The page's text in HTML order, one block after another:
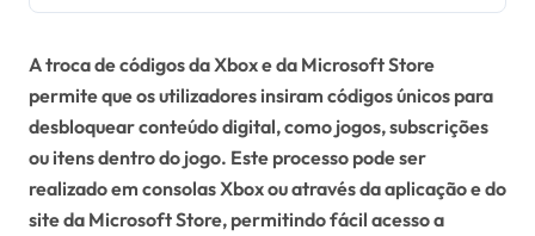
A troca de códigos da Xbox e da Microsoft Store
permite que os utilizadores insiram códigos únicos para
desbloquear conteúdo digital, como jogos, subscrições
ou itens dentro do jogo. Este processo pode ser
realizado em consolas Xbox ou através da aplicação e do
site da Microsoft Store, permitindo fácil acesso a